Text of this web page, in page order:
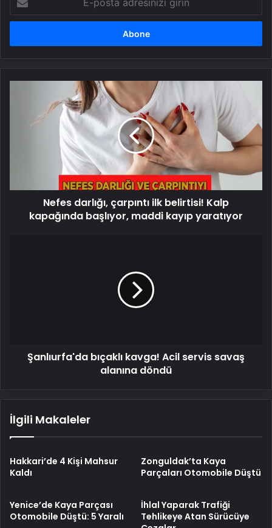
posta
adresinizi
maddi
yaratıyor
Nefes darlığı, çarpıntı ilk belirtisi! Kalp
kapağında başlıyor, maddi kayıp yaratıyor
Şanlıurfa'da bıçaklı kavga! Acil servis savaş
alanına döndü
İlgili Makaleler
Hakkari’de 4 Kişi Mahsur
Kaldı
Zonguldak’ta Kaya
Parçaları Otomobile Düştü
Yenice’de Kaya Parçası
Otomobile Düştü: 5 Yaralı
İhlal Yaparak Trafiği
Tehlikeye Atan Sürücüye